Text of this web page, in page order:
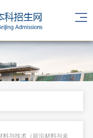
料与技术（前沿材料与未